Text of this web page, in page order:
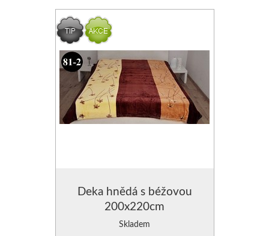
Deka hnědá s béžovou
200x220cm
Skladem